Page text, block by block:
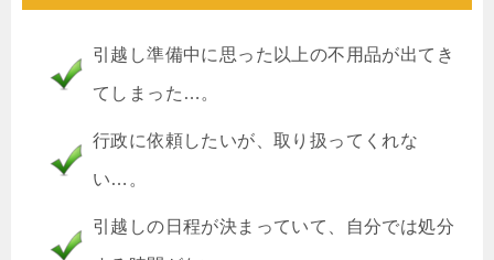
引越し準備中に思った以上の不用品が出てき
てしまった…。
行政に依頼したいが、取り扱ってくれな
い…。
引越しの日程が決まっていて、自分では処分